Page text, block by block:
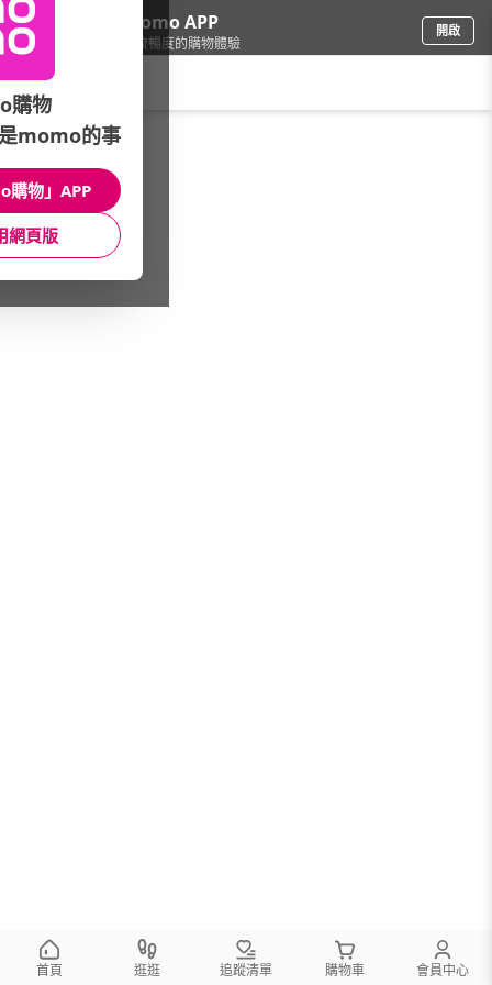
下載momo APP
給你3倍流暢度的購物體驗
開啟
票券/美食餐券/精選大牌
館長推薦 月銷量
首頁 逛逛 追蹤清單 購物車 會員中心
購物
momo的事
購物」APP
網頁版